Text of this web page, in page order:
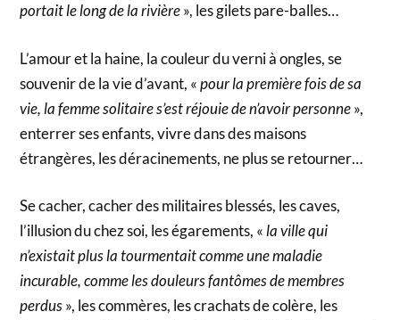
portait le long de la rivière», les gilets pare-balles…
L’amour et la haine, la couleur du verni à ongles, se
souvenir de la vie d’avant, «pour la première fois de sa
vie, la femme solitaire s’est réjouie de n’avoir personne»,
enterrer ses enfants, vivre dans des maisons
étrangères, les déracinements, ne plus se retourner…
Se cacher, cacher des militaires blessés, les caves,
l’illusion du chez soi, les égarements, «la ville qui
n’existait plus la tourmentait comme une maladie
incurable, comme les douleurs fantômes de membres
perdus», les commères, les crachats de colère, les